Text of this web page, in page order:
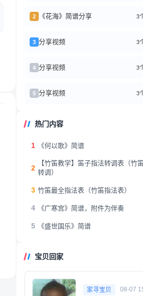
2 《花海》简谱分享 3
3 分享视频 3
4 分享视频 3
5 分享视频 3
热门内容
1 《何以歌》简谱
2
【竹笛教学】笛子指法转调表（竹
转调）
3 竹笛最全指法表（竹笛指法表）
4 《广寒宫》简谱，附件为伴奏
5 《盛世国乐》简谱
宝贝回家
家寻宝贝 08-07